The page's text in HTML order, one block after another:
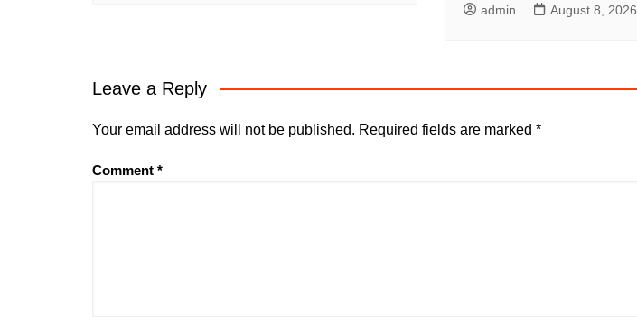
admin August 8, 2026
Leave a Reply
Your email address will not be published. Required fields are marked *
Comment *